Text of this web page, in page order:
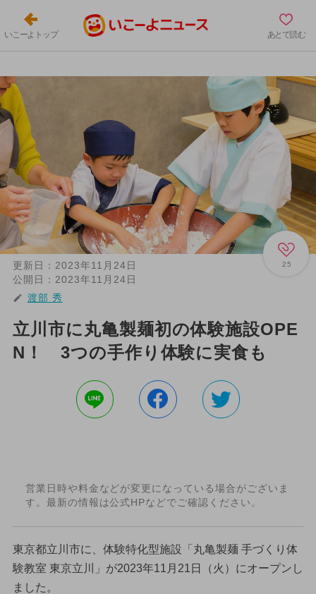
いこーよトップ あとで読む
25
更新日： 2023年11月24日
公開日： 2023年11月24日
渡部 秀
立川市に丸亀製麺初の体験施設OPE
N！ 3つの手作り体験に実食も
営業日時や料金などが変更になっている場合がございま
す。最新の情報は公式HPなどでご確認ください。
東京都立川市に、体験特化型施設「丸亀製麺 手づくり体
験教室 東京立川」が2023年11月21日（火）にオープンし
ました。